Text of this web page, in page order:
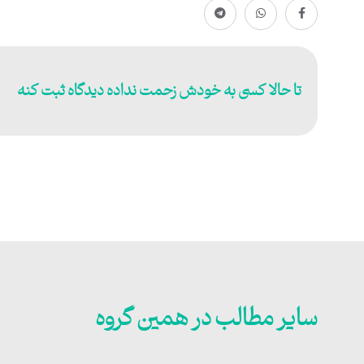
تا حالا کسی به خودش زحمت نداده دیدگاه ثبت کنه
سایر مطالب در همین گروه